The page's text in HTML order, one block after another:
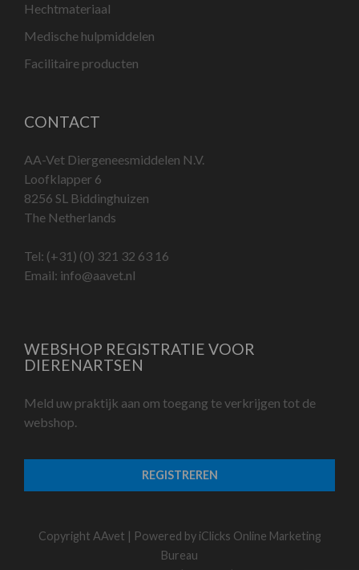
Hechtmateriaal
Medische hulpmiddelen
Facilitaire producten
CONTACT
AA-Vet Diergeneesmiddelen N.V.
Loofklapper 6
8256 SL Biddinghuizen
The Netherlands
Tel: (+31) (0) 321 32 63 16
Email: info@aavet.nl
WEBSHOP REGISTRATIE VOOR
DIERENARTSEN
Meld uw praktijk aan om toegang te verkrijgen tot de
webshop.
REGISTREREN
Copyright AAvet | Powered by iClicks Online Marketing
Bureau